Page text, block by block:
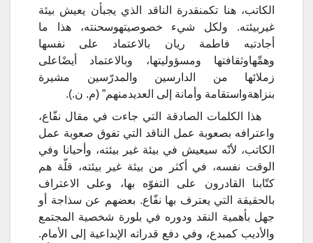
الكاتب، هنا تكمنقدرة الناقد الذي يجبأن يعيش بيئة
غير بيئته. ولكل شيء خصوصيتهوسحنته، هذا
ما
أجادتبه فاطمة ريان بالاعتماد على
نفسها
وهمِّهاوثقافتها ومسؤوليتها، وبالاعتماد أيضًاعلى
زملائها
من الدارسين والمدرّسين
مشيرة
بنزاهةواستقامة وأمانة إلى العديدمنهم” (م. ن.).
هذا الكلمات الصادقة التي جاءت في مقال نفّاع،
واعترافه بصعوبة عمل الناقد التي تفوق صعوبة عمل
الكاتب، لأنّه سيعيش في بيئة غير بيئته، وأحيانا وفي
الوقت نفسه، في أكثر من بيئة غير بيئته، قلّة هم
كتّابنا القادرون على التفوّه بها، وعلى الاعتراف
بالحقيقة التي يعترف بها نفّاع. بعضهم عن سذاجة أو
جهل بأهمية النقد ودوره في بلورة شخصية المجتمع
والأديب كمبدع، وفي دفع قدراته الإبداعية إلى الأمام.